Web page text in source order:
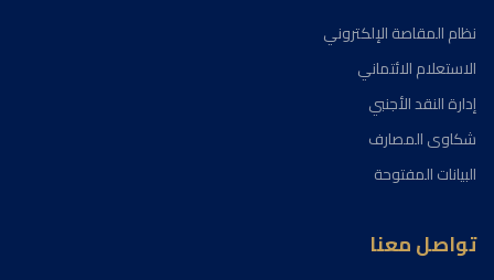
نظام المقاصة الإلكتروني
الاستعلام الائتماني
إدارة النقد الأجنبي
شكاوى المصارف
البيانات المفتوحة
تواصل معنا